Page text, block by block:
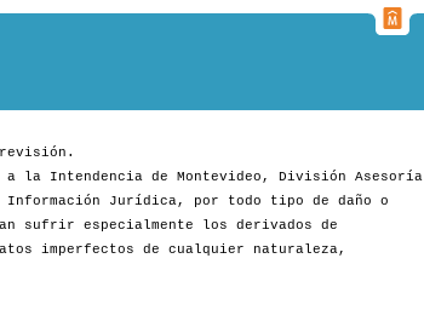
revisión.
a la Intendencia de Montevideo, División Asesoría
Información Jurídica, por todo tipo de daño o
sufrir especialmente los derivados de
imperfectos de cualquier naturaleza,